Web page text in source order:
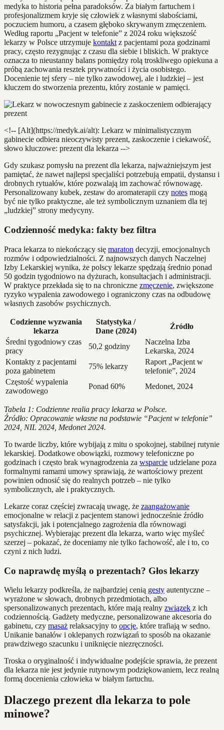
medyka to historia pełna paradoksów. Za białym fartuchem i
profesjonalizmem kryje się człowiek z własnymi słabościami,
poczuciem humoru, a czasem głęboko skrywanym zmęczeniem.
Według raportu „Pacjent w telefonie” z 2024 roku większość
lekarzy w Polsce utrzymuje kontakt z pacjentami poza godzinami
pracy, często rezygnując z czasu dla siebie i bliskich. W praktyce
oznacza to nieustanny balans pomiędzy rolą troskliwego opiekuna a
próbą zachowania resztek prywatności i życia osobistego.
Docenienie tej sfery – nie tylko zawodowej, ale i ludzkiej – jest
kluczem do stworzenia prezentu, który zostanie w pamięci.
<!-- [Alt](https://medyk.ai/alt): Lekarz w minimalistycznym
gabinecie odbiera nieoczywisty prezent, zaskoczenie i ciekawość,
słowo kluczowe: prezent dla lekarza -->
Gdy szukasz pomysłu na prezent dla lekarza, najważniejszym jest
pamiętać, że nawet najlepsi specjaliści potrzebują empatii, dystansu i
drobnych rytuałów, które pozwalają im zachować równowagę.
Personalizowany kubek, zestaw do aromaterapii czy notes mogą
być nie tylko praktyczne, ale też symbolicznym uznaniem dla tej
„ludzkiej” strony medycyny.
Codzienność medyka: fakty bez filtra
Praca lekarza to niekończący się maraton decyzji, emocjonalnych
rozmów i odpowiedzialności. Z najnowszych danych Naczelnej
Izby Lekarskiej wynika, że polscy lekarze spędzają średnio ponad
50 godzin tygodniowo na dyżurach, konsultacjach i administracji.
W praktyce przekłada się to na chroniczne zmęczenie, zwiększone
ryzyko wypalenia zawodowego i ograniczony czas na odbudowę
własnych zasobów psychicznych.
Codzienne wyzwania
lekarza
Statystyka /
Dane (2024)
Źródło
Średni tygodniowy czas
pracy
50,2 godziny
Naczelna Izba
Lekarska, 2024
Kontakty z pacjentami
poza gabinetem
75% lekarzy
Raport „Pacjent w
telefonie”, 2024
Częstość wypalenia
zawodowego
Ponad 60% Medonet, 2024
Tabela 1: Codzienne realia pracy lekarza w Polsce.
Źródło: Opracowanie własne na podstawie “Pacjent w telefonie”
2024, NIL 2024, Medonet 2024.
To twarde liczby, które wybijają z mitu o spokojnej, stabilnej rutynie
lekarskiej. Dodatkowe obowiązki, rozmowy telefoniczne po
godzinach i często brak wynagrodzenia za wsparcie udzielane poza
formalnymi ramami umowy sprawiają, że wartościowy prezent
powinien odnosić się do realnych potrzeb – nie tylko
symbolicznych, ale i praktycznych.
Lekarze coraz częściej zwracają uwagę, że zaangażowanie
emocjonalne w relacji z pacjentem stanowi jednocześnie źródło
satysfakcji, jak i potencjalnego zagrożenia dla równowagi
psychicznej. Wybierając prezent dla lekarza, warto więc myśleć
szerzej – pokazać, że doceniamy nie tylko fachowość, ale i to, co
czyni z nich ludzi.
Co naprawdę myślą o prezentach? Głos lekarzy
Wielu lekarzy podkreśla, że najbardziej cenią gesty autentyczne –
wyrażone w słowach, drobnych przedmiotach, albo
spersonalizowanych prezentach, które mają realny związek z ich
codziennością. Gadżety medyczne, personalizowane akcesoria do
gabinetu, czy masaż relaksacyjny to opcje, które trafiają w sedno.
Unikanie banałów i oklepanych rozwiązań to sposób na okazanie
prawdziwego szacunku i uniknięcie niezręczności.
Troska o oryginalność i indywidualne podejście sprawia, że prezent
dla lekarza nie jest jedynie rutynowym podziękowaniem, lecz realną
formą docenienia człowieka w białym fartuchu.
Dlaczego prezent dla lekarza to pole
minowe?